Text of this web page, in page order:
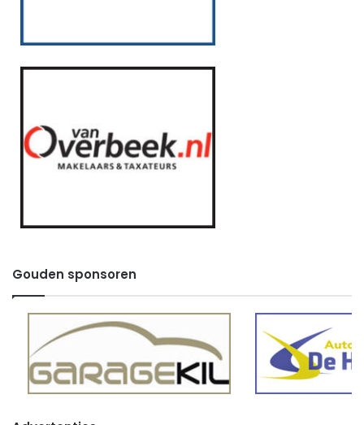
Gouden sponsoren